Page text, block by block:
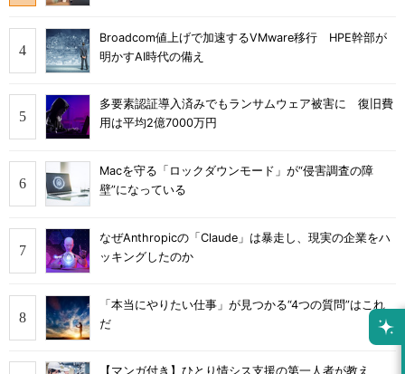
Broadcom値上げで加速するVMware移行 HPE幹部が
明かすAI時代の備え
多要素認証導入済みでもランサムウェア被害に 復旧費
用は平均2億7000万円
Macを守る「ロックダウンモード」が“侵害調査の障
壁”になっている
なぜAnthropicの「Claude」は暴走し、現実の企業をハ
ッキングしたのか
「本当にやりたい仕事」が見つかる“4つの質問”はこれ
だ
【マンガ付き】ひとり情シス支援の第一人者が教え